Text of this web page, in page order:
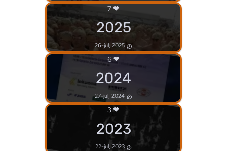
7
2025
26-jul, 2025
6
2024
27-jul, 2024
3
2023
22-jul, 2023